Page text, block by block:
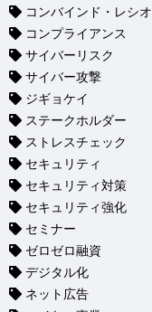
コンバインド・レシオ
コンプライアンス
サイバーリスク
サイバー攻撃
ジギョケイ
ステークホルダー
ストレスチェック
セキュリティ
セキュリティ対策
セキュリティ強化
セミナー
ゼロゼロ融資
デジタル化
ネット広告